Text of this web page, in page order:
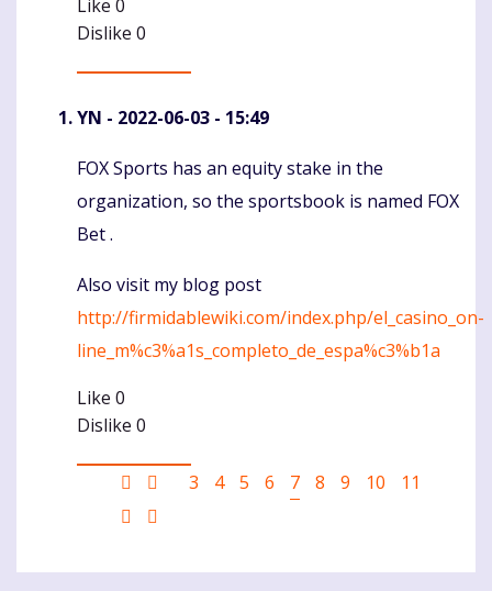
Like 0
Dislike 0
YN - 2022-06-03 - 15:49
Komentaras
FOX Sports has an equity stake in the
organization, so the sportsbook is named FOX
Bet .
Also visit my blog post
http://firmidablewiki.com/index.php/el_casino_on-
line_m%c3%a1s_completo_de_espa%c3%b1a
Like 0
Dislike 0
Pagination
First
page
Ankstesnis
Puslapis
3 Puslapis
4 Puslapis
5 Puslapis
6
Current
7 Puslapis
8 Puslapis
9 Puslapis
10 Puslapis
11
Sekantis